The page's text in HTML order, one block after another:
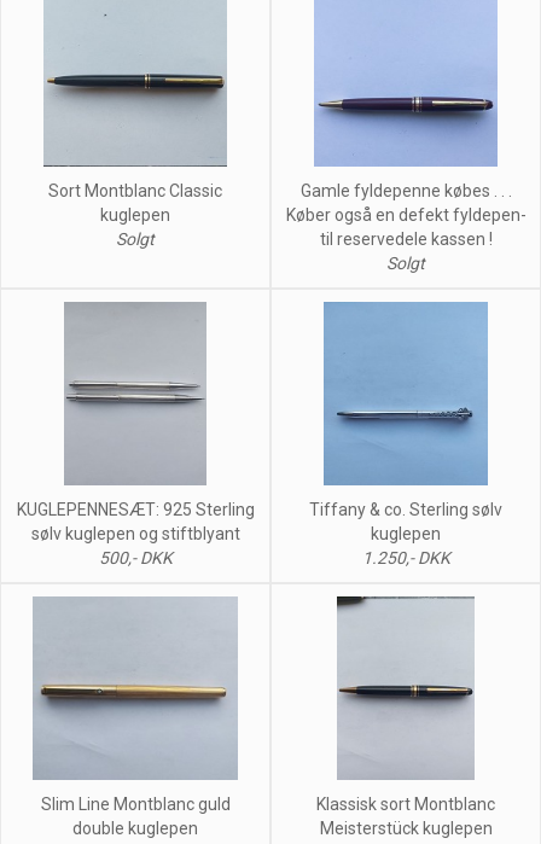
Sort Montblanc Classic
kuglepen
Solgt
Gamle fyldepenne købes . . .
Køber også en defekt fyldepen-
til reservedele kassen !
Solgt
KUGLEPENNESÆT: 925 Sterling
sølv kuglepen og stiftblyant
500,- DKK
Tiffany & co. Sterling sølv
kuglepen
1.250,- DKK
Slim Line Montblanc guld
double kuglepen
Klassisk sort Montblanc
Meisterstück kuglepen